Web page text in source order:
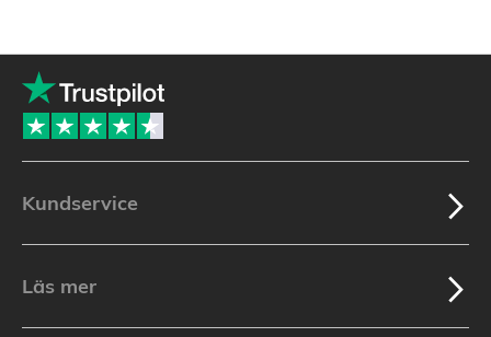
Kundservice
Läs mer